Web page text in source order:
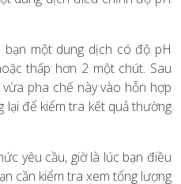
một dung dịch có độ pH
thấp hơn 2 một chút. Sau
pha chế này vào hỗn hợp
lại để kiểm tra kết quả thường
yêu cầu, giờ là lúc bạn điều
cần kiểm tra xem tổng lượng